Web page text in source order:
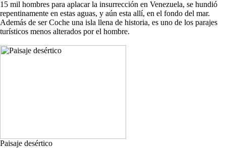
15 mil hombres para aplacar la insurrección en Venezuela, se hundió
repentinamente en estas aguas, y aún esta allí, en el fondo del mar.
Además de ser Coche una isla llena de historia, es uno de los parajes
turísticos menos alterados por el hombre.
Paisaje desértico